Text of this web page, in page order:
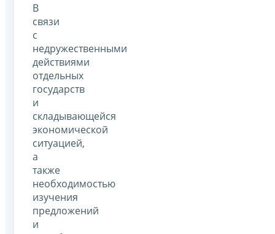
В
связи
с
недружественными
действиями
отдельных
государств
и
складывающейся
экономической
ситуацией,
а
также
необходимостью
изучения
предложений
и